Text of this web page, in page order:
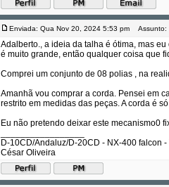
Enviada: Qua Nov 20, 2024 5:53 pm Assunto:
Adalberto., a ideia da talha é ótima, mas
é muito grande, então qualquer coisa que
Comprei um conjunto de 08 polias , na
Amanhã vou comprar a corda. Pensei em
restrito em medidas das peças. A corda é
Eu não pretendo deixar este mecanismo0
D-10CD/Andaluz/D-20CD - NX-400 falcon
César Oliveira